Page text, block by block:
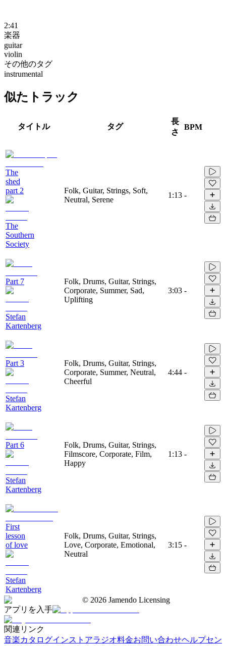
2:41
楽器
guitar
violin
その他のタグ
instrumental
似たトラック
タイトル タグ
長
さ
BPM
The
shed
part 2
The
Southern
Society
Folk, Guitar, Strings, Soft,
Neutral, Serene
1:13 -
Part 7
Stefan
Kartenberg
Folk, Drums, Guitar, Strings,
Corporate, Summer, Sad,
Uplifting
3:03 -
Part 3
Stefan
Kartenberg
Folk, Drums, Guitar, Strings,
Corporate, Summer, Neutral,
Cheerful
4:44 -
Part 6
Stefan
Kartenberg
Folk, Drums, Guitar, Strings,
Filmscore, Corporate, Film,
Happy
1:13 -
First
lesson
of love
Stefan
Kartenberg
Folk, Drums, Guitar, Strings,
Love, Corporate, Emotional,
Neutral
3:15 -
© 2026 Jamendo Licensing
アプリを入手
関連リンク
音楽カタログインストアラジオ料金お問い合わせヘルプセン